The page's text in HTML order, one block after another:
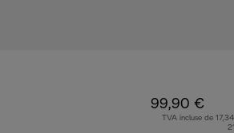
99,90 €
TVA incluse de